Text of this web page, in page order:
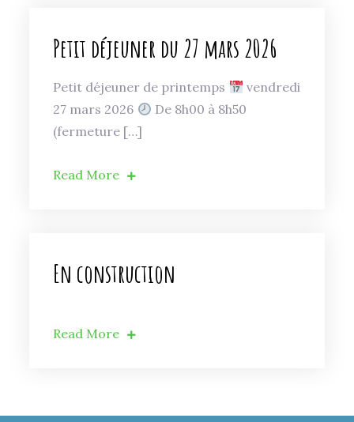
Petit déjeuner du 27 mars 2026
Petit déjeuner de printemps
vendredi
27 mars 2026
De 8h00 à 8h50
(fermeture […]
Read More
En construction
Read More